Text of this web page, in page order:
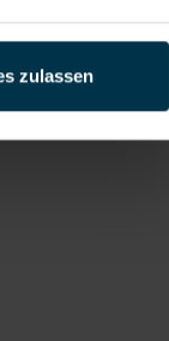
zulassen
genau den
bewerben und